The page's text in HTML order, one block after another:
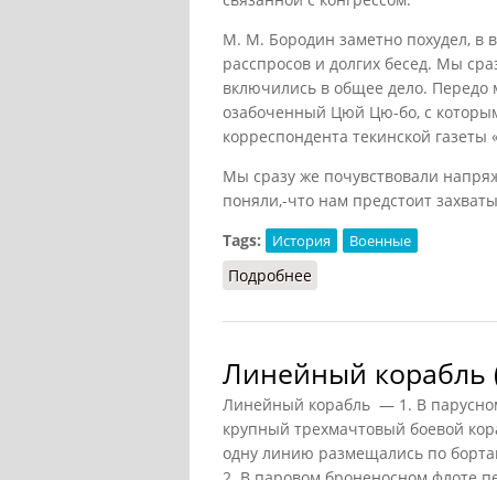
М. М. Бородин заметно похудел, в
расспросов и долгих бесед. Мы
включились в общее дело. Передо
озабоченный Цюй Цю-бо, с
корреспондента текинской
Мы сразу же почувствовали
поняли,-что нам предстоит
Tags:
История Военные
Подробнее
Линейный корабль
Линейный корабль — 1. В
крупный трехмачтовый боевой
одну линию размещались по